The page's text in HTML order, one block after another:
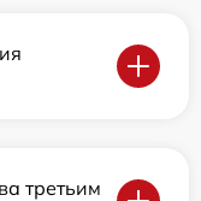
третьим